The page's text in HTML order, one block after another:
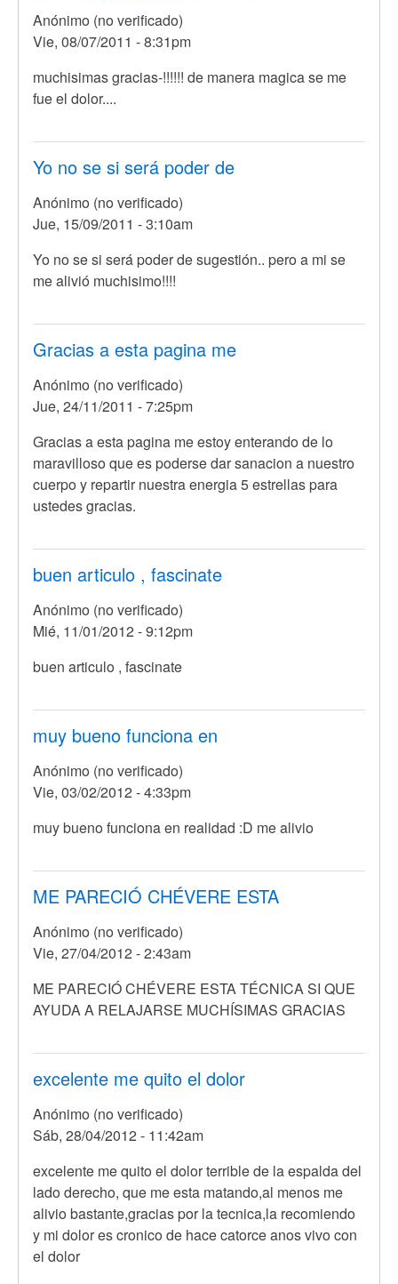
por
Anónimo
verificado)
Anónimo (no verificado)
Vie, 08/07/2011 - 8:31pm
muchisimas gracias-!!!!!! de manera magica se me
fue el dolor....
Yo no se si será poder de
Anónimo (no verificado)
Jue, 15/09/2011 - 3:10am
Yo no se si será poder de sugestión.. pero a mi se
me alivió muchisimo!!!!
Gracias a esta pagina me
Anónimo (no verificado)
Jue, 24/11/2011 - 7:25pm
Gracias a esta pagina me estoy enterando de lo
maravilloso que es poderse dar sanacion a nuestro
cuerpo y repartir nuestra energia 5 estrellas para
ustedes gracias.
buen articulo , fascinate
Anónimo (no verificado)
Mié, 11/01/2012 - 9:12pm
buen articulo , fascinate
muy bueno funciona en
Anónimo (no verificado)
Vie, 03/02/2012 - 4:33pm
muy bueno funciona en realidad :D me alivio
ME PARECIÓ CHÉVERE ESTA
Anónimo (no verificado)
Vie, 27/04/2012 - 2:43am
ME PARECIÓ CHÉVERE ESTA TÉCNICA SI QUE
AYUDA A RELAJARSE MUCHÍSIMAS GRACIAS
excelente me quito el dolor
Anónimo (no verificado)
Sáb, 28/04/2012 - 11:42am
En
respuesta
a
Yo
no
excelente me quito el dolor terrible de la espalda del
lado derecho, que me esta matando,al menos me
alivio bastante,gracias por la tecnica,la recomiendo
y mi dolor es cronico de hace catorce anos vivo con
el dolor